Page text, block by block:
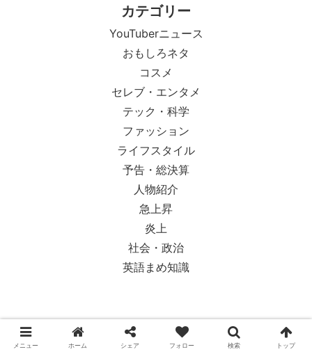
カテゴリー
YouTuberニュース
おもしろネタ
コスメ
セレブ・エンタメ
テック・科学
ファッション
ライフスタイル
予告・総決算
人物紹介
急上昇
炎上
社会・政治
英語まめ知識
© 2018-2026 Ypsilon Magazine.
メニュー ホーム シェア フォロー 検索 トップ